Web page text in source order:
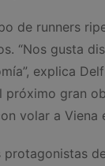
de runners
“Nos gusta
explica
próximo gran
volar a Viena
protagonistas